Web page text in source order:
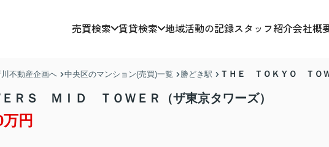
売買検索 賃貸検索 地域活動の記録スタッフ紹介会社概
不動産企画へ 中央区のマンション(売買)一覧 勝どき駅 ＴＨＥ ＴＯＫＹＯ ＴＯ
ＲＳ ＭＩＤ ＴＯＷＥＲ（ザ東京タワーズ）
円